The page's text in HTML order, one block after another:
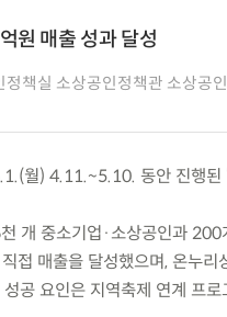
원 매출 성과 달성
책실 소상공인정책관 소상공
월) 4.11.~5.10. 동안 진행된
개 중소기업·소상공인과
접 매출을 달성했으며, 온누
공 요인은 지역축제 연계 프